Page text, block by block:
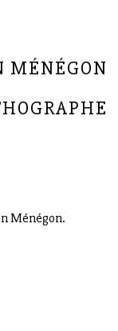
MÉNÉGON
Ménégon.